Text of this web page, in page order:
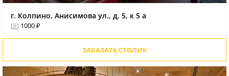
г. Колпино, Анисимова ул., д. 5, к 5 а
1000 ₽
ЗАКАЗАТЬ СТОЛИК